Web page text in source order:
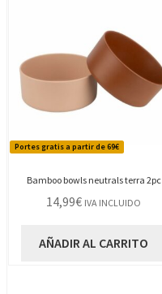
Portes gratis a partir de 69€
Bamboo bowls neutrals terra 2pc
14,99€ IVA INCLUIDO
AÑADIR AL CARRITO